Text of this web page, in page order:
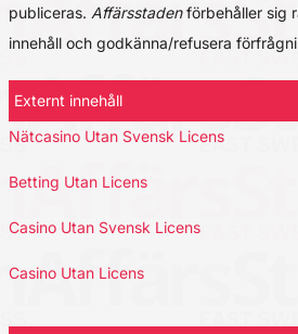
publiceras. Affärsstadenförbehåller sig
innehåll och godkänna/refusera
Externt innehåll
Nätcasino Utan Svensk Licens
Betting Utan Licens
Casino Utan Svensk Licens
Casino Utan Licens